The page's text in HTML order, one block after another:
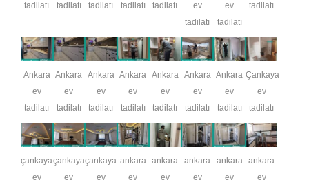
tadilatı
tadilatı
tadilatı
tadilatı
tadilatı
ev
tadilatı
ev
tadilatı
tadilatı
Ankara
ev
tadilatı
Ankara
ev
tadilatı
Ankara
ev
tadilatı
Ankara
ev
tadilatı
Ankara
ev
tadilatı
Ankara
ev
tadilatı
Ankara
ev
tadilatı
Çankaya
ev
tadilatı
çankaya
ev
çankaya
ev
çankaya
ev
ankara
ev
ankara
ev
ankara
ev
ankara
ev
ankara
ev